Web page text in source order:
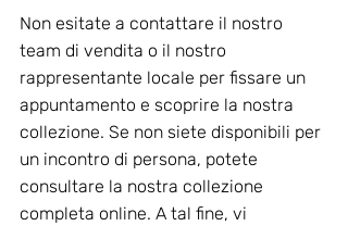
Non esitate a contattare il nostro
team di vendita o il nostro
rappresentante locale per fissare un
appuntamento e scoprire la nostra
collezione. Se non siete disponibili per
un incontro di persona, potete
consultare la nostra collezione
completa online. A tal fine, vi